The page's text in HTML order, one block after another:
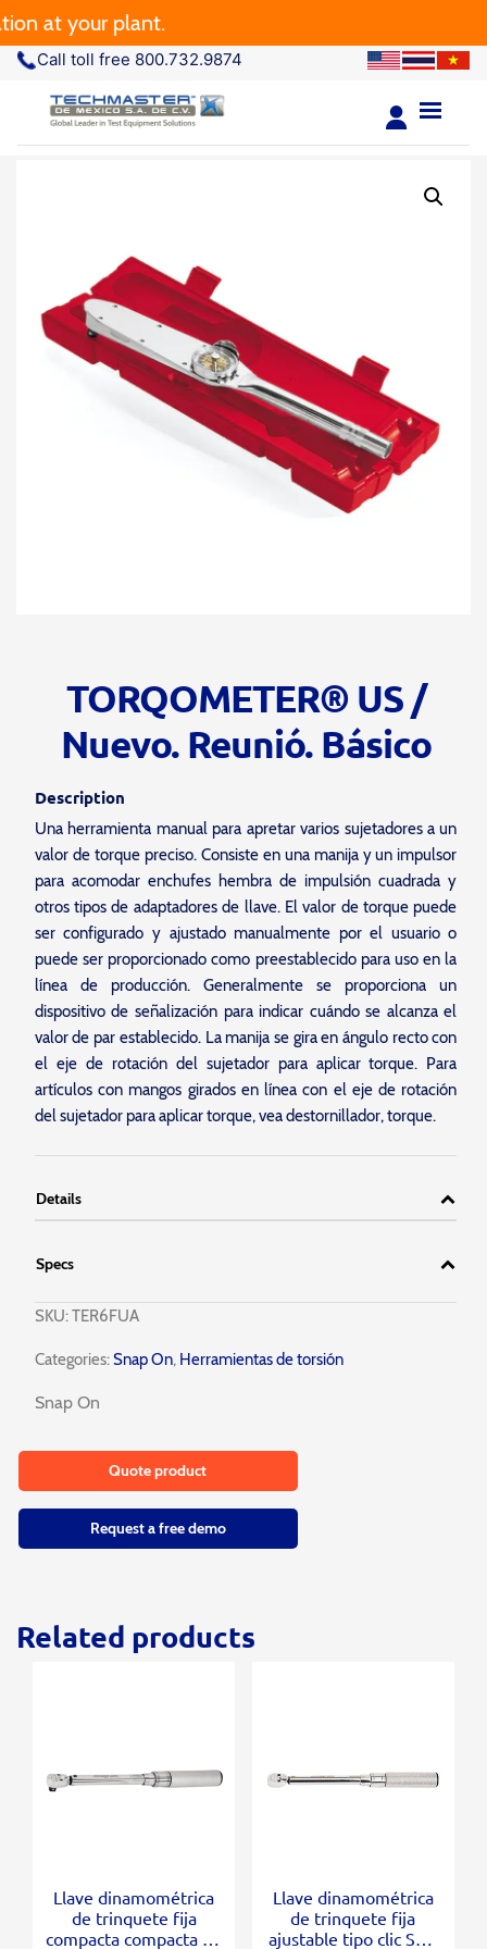
at your plant.
Call toll free 800.732.9874
TORQOMETER® US /
Nuevo. Reunió. Básico
Description
Una herramienta manual para apretar varios sujetadores a un
valor de torque preciso. Consiste en una manija y un impulsor
para acomodar enchufes hembra de impulsión cuadrada y
otros tipos de adaptadores de llave. El valor de torque puede
ser configurado y ajustado manualmente por el usuario o
puede ser proporcionado como preestablecido para uso en la
línea de producción. Generalmente se proporciona un
dispositivo de señalización para indicar cuándo se alcanza el
valor de par establecido. La manija se gira en ángulo recto con
el eje de rotación del sujetador para aplicar torque. Para
artículos con mangos girados en línea con el eje de rotación
del sujetador para aplicar torque, vea destornillador, torque.
Details
Specs
SKU:TER6FUA
Categories:Snap On, Herramientas de torsión
Snap On
Quote product
Request a free demo
Related products
Llave dinamométrica
de trinquete fija
compacta compacta de
Llave dinamométrica
de trinquete fija
ajustable tipo clic SAE